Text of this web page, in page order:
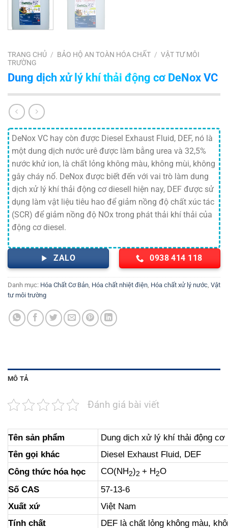
TRANG CHỦ / BẢO HỘ AN TOÀN HÓA CHẤT / VẬT TƯ MÔI
TRƯỜNG
Dung dịch xử lý khí thải động cơ DeNox VC
DeNox VC hay còn được Diesel Exhaust Fluid, DEF, nó là
một dung dịch nước urê được làm bằng urea và 32,5%
nước khử ion, là chất lỏng không màu, không mùi, không
gây cháy nổ. DeNox được biết đến với vai trò làm dung
dịch xử lý khí thải động cơ diesell hiện nay, DEF được sử
dụng làm vật liệu tiêu hao để giảm nồng độ chất xúc tác
(SCR) để giảm nồng độ NOx trong phát thải khí thải của
động cơ diesel.
ZALO 0938 414 118
Danh mục: Hóa Chất Cơ Bản Hóa chất nhiệt điện Hóa chất xử lý nước Vật
tư môi trường
MÔ TẢ
Đánh giá bài viết
Tên sản phẩm
Dung dịch xử lý khí thải động cơ
Tên gọi khác
Diesel Exhaust Fluid, DEF
Công thức hóa học
CO(NH2)2 + H2O
Số CAS
57-13-6
Xuất xứ
Việt Nam
Tính chất
DEF là chất lỏng không màu,